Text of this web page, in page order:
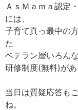
ＡｓＭａｍａ認定
には、
子育て真っ最中の
た
ベテラン層いろん
研修制度(無料)が
当日は質疑応答も
ね。